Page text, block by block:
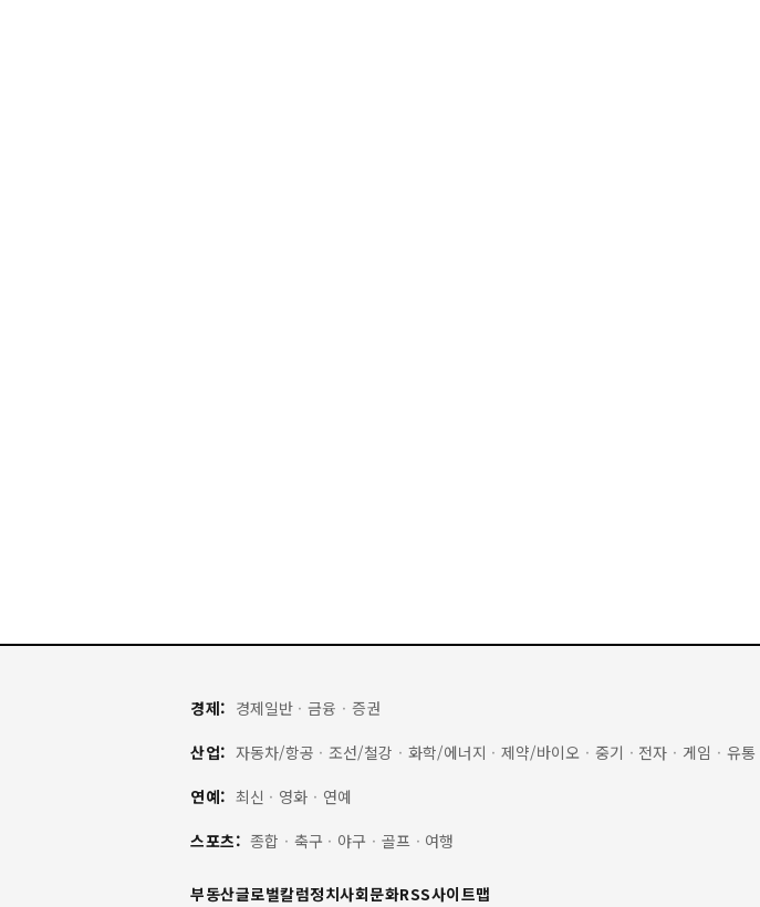
경제: 경제일반 · 금융 · 증권
산업: 자동차/항공 · 조선/철강 · 화학/에너지 · 제약/바이오 · 중기 · 전자 · 게임 · 유통
연예: 최신 · 영화 · 연예
스포츠: 종합 · 축구 · 야구 · 골프 · 여행
부동산글로벌칼럼정치사회문화RSS사이트맵